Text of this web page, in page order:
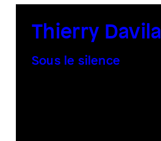
Thierry Davila
Sous le silence